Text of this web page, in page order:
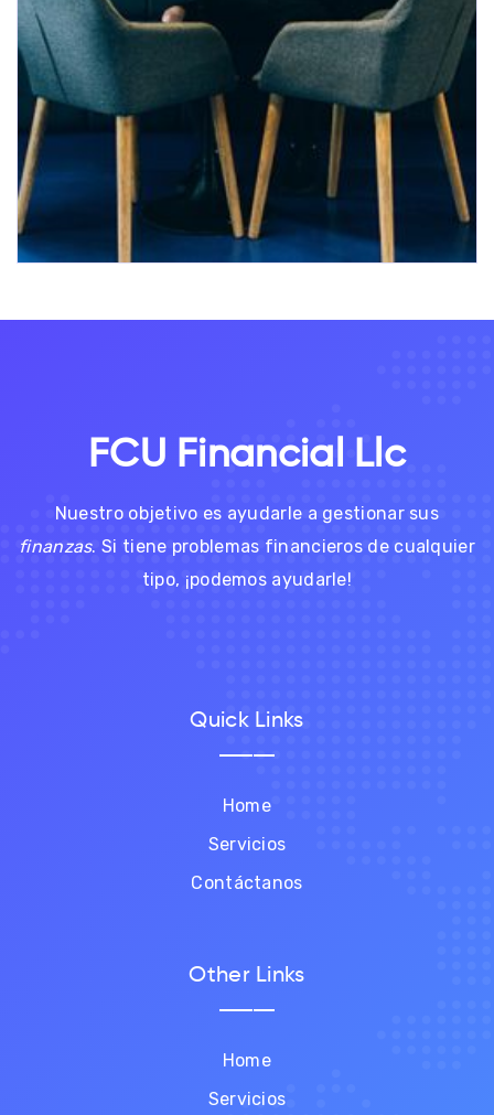
FCU Financial Llc
Nuestro objetivo es ayudarle a gestionar sus
finanzas. Si tiene problemas financieros de cualquier
tipo, ¡podemos ayudarle!
Quick Links
Home
Servicios
Contáctanos
Other Links
Home
Servicios